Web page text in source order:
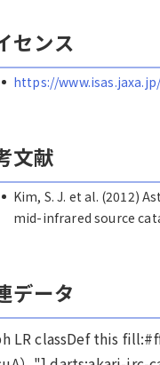
センス
https://
文献
Kim, S. J. et al. (2012)
mid-infrared source
データ
LR classDef this